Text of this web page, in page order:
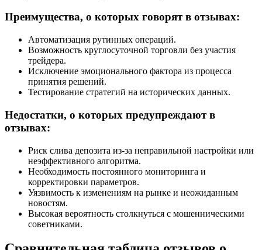
Преимущества, о которых говорят в отзывах:
Автоматизация рутинных операций.
Возможность круглосуточной торговли без участия
трейдера.
Исключение эмоционального фактора из процесса
принятия решений.
Тестирование стратегий на исторических данных.
Недостатки, о которых предупреждают в
отзывах:
Риск слива депозита из-за неправильной настройки или
неэффективного алгоритма.
Необходимость постоянного мониторинга и
корректировки параметров.
Уязвимость к изменениям на рынке и неожиданным
новостям.
Высокая вероятность столкнуться с мошенническими
советниками.